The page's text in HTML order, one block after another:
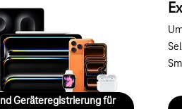
für Apple
Geräteregistrierung
sämtlicher Apple
diese automatisch.
Geräteregistrierung für